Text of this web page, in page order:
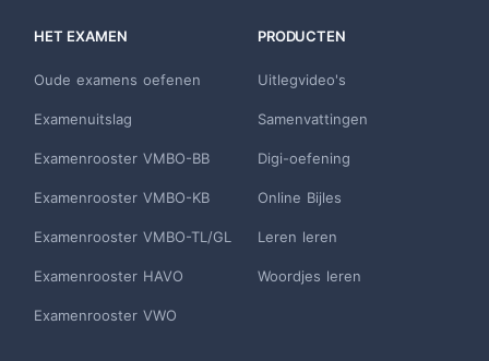
HET EXAMEN
Oude examens oefenen
Examenuitslag
Examenrooster VMBO-BB
Examenrooster VMBO-KB
Examenrooster VMBO-TL/GL
Examenrooster HAVO
Examenrooster VWO
PRODUCTEN
Uitlegvideo's
Samenvattingen
Digi-oefening
Online Bijles
Leren leren
Woordjes leren